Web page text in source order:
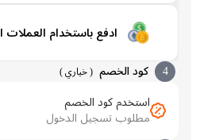
ادفع باستخدام العملات الرقمية
كود الخصم (خياري )
استخدم كود الخصم
مطلوب تسجيل الدخول